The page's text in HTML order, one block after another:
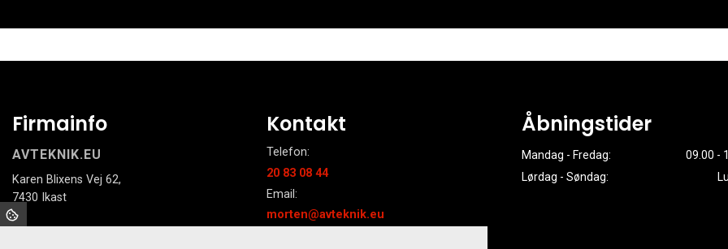
Firmainfo
AVTEKNIK.EU
Karen Blixens Vej 62,
7430 Ikast
Kontakt
Telefon:
20 83 08 44
Email:
morten@avteknik.eu
Åbningstider
Mandag - Fredag:
09.00 -
Lørdag - Søndag: